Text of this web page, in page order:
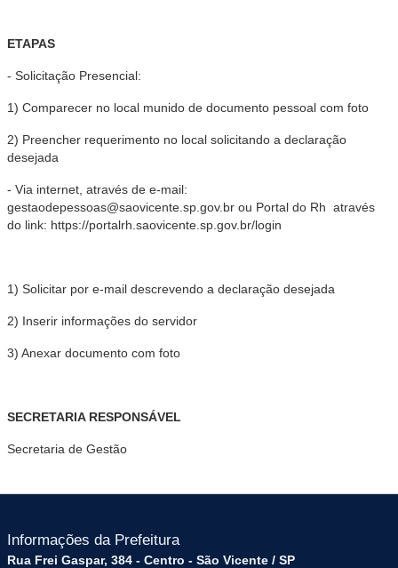
ETAPAS
- Solicitação Presencial:
1) Comparecer no local munido de documento pessoal com foto
2) Preencher requerimento no local solicitando a declaração
desejada
- Via internet, através de e-mail:
gestaodepessoas@saovicente.sp.gov.br ou Portal do Rh através
do link: https://portalrh.saovicente.sp.gov.br/login
1) Solicitar por e-mail descrevendo a declaração desejada
2) Inserir informações do servidor
3) Anexar documento com foto
SECRETARIA RESPONSÁVEL
Secretaria de Gestão
Informações da Prefeitura
Rua Frei Gaspar, 384 - Centro - São Vicente / SP